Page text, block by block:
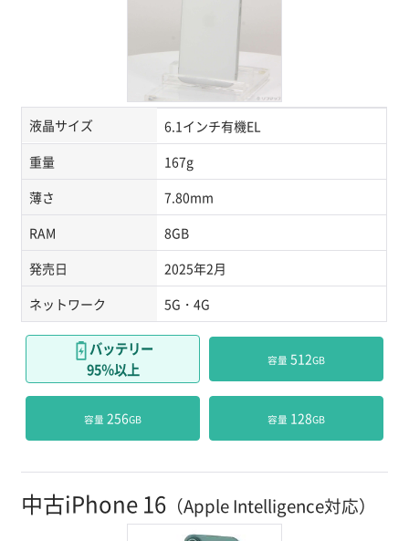
液晶サイズ
6.1インチ有機EL
重量
167g
薄さ
7.80mm
RAM
8GB
発売日
2025年2月
ネットワーク
5G・4G
バッテリー
95％以上
容量 512GB
容量 256GB 容量 128GB
中古iPhone 16 （Apple Intelligence対応）